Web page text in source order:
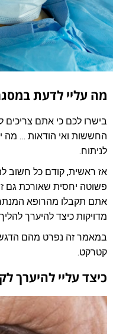
מה עליי לדעת
בישרו לכם כי אתם צריכים
החששות ואי הודאות … מה
לניתוח.
אז ראשית, קודם כל חשוב
אתם תקבלו מהרופא המנתח
מדויקות כיצד להיערך להליך.
במאמר זה נפרט מהם
קטרקט.
כיצד עליי להיערך